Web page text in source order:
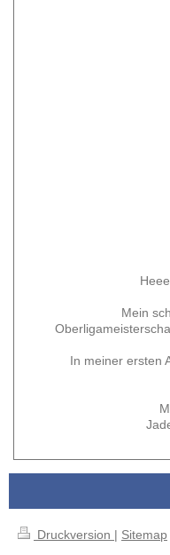
Mein
In meiner ersten
Druckversion | Sitemap